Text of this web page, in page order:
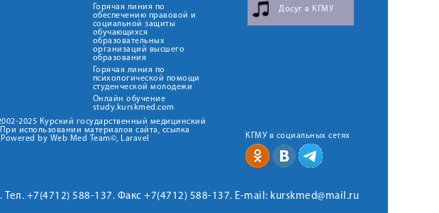
Горячая линия по
обеспечению правовой и
социальной защиты
обучающихся
образовательных
организаций высшего
образования
Горячая линия по
психологической помощи
студенческой молодежи
Онлайн обучение
study.kurskmed.com
Досуг в КГМУ
2025 Курский государственный медицинский
использовании материалов сайта, ссылка
Powered by Web Med Team©, Laravel
КГМУ в социальных сетях
Тел. +7(4712) 588-137. Факс +7(4712) 588-137. E-mail: kurskmed@mail.ru